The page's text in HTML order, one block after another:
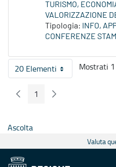
TURISMO,
VALORIZZAZIONE
Tipologia:
INFO,
CONFERENZE
20 ElementiPer pagina
Mostrati
Pagina Precedente
Pagina
1 Pagina Seguente
Ascolta
Valuta